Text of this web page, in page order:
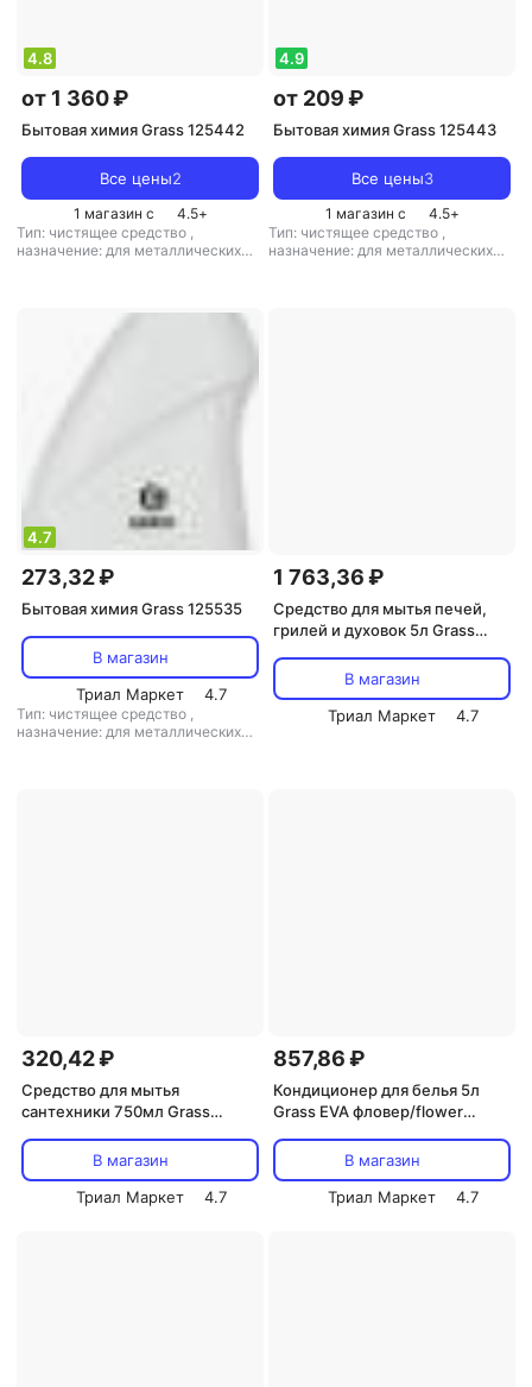
4.8
от 1 360 ₽
Бытовая химия Grass 125442
Все цены2
1 магазин с 4.5+
Тип: чистящее средство ,
назначение: для металлических
4.9
от 209 ₽
Бытовая химия Grass 125443
Все цены3
1 магазин с 4.5+
Тип: чистящее средство ,
назначение: для металлических
4.7
273,32 ₽
Бытовая химия Grass 125535
В магазин
Триал Маркет
4.7
Тип: чистящее средство ,
назначение: для металлических
1 763,36 ₽
Средство для мытья печей,
грилей и духовок 5л Grass
В магазин
Триал Маркет
4.7
320,42 ₽
Средство для мытья
сантехники 750мл Grass
Gel Professional (125568)
В магазин
Триал Маркет
4.7
857,86 ₽
Кондиционер для белья 5л
Grass EVA фловер/flower
В магазин
Триал Маркет
4.7